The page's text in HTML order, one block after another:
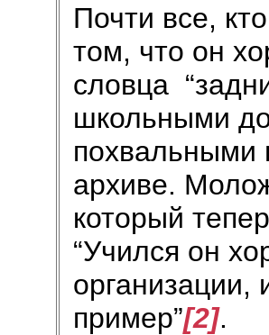
Почти все,
том, что он
словца
школьными
похвальными
архиве.
который
“Учился он
пример”[2].